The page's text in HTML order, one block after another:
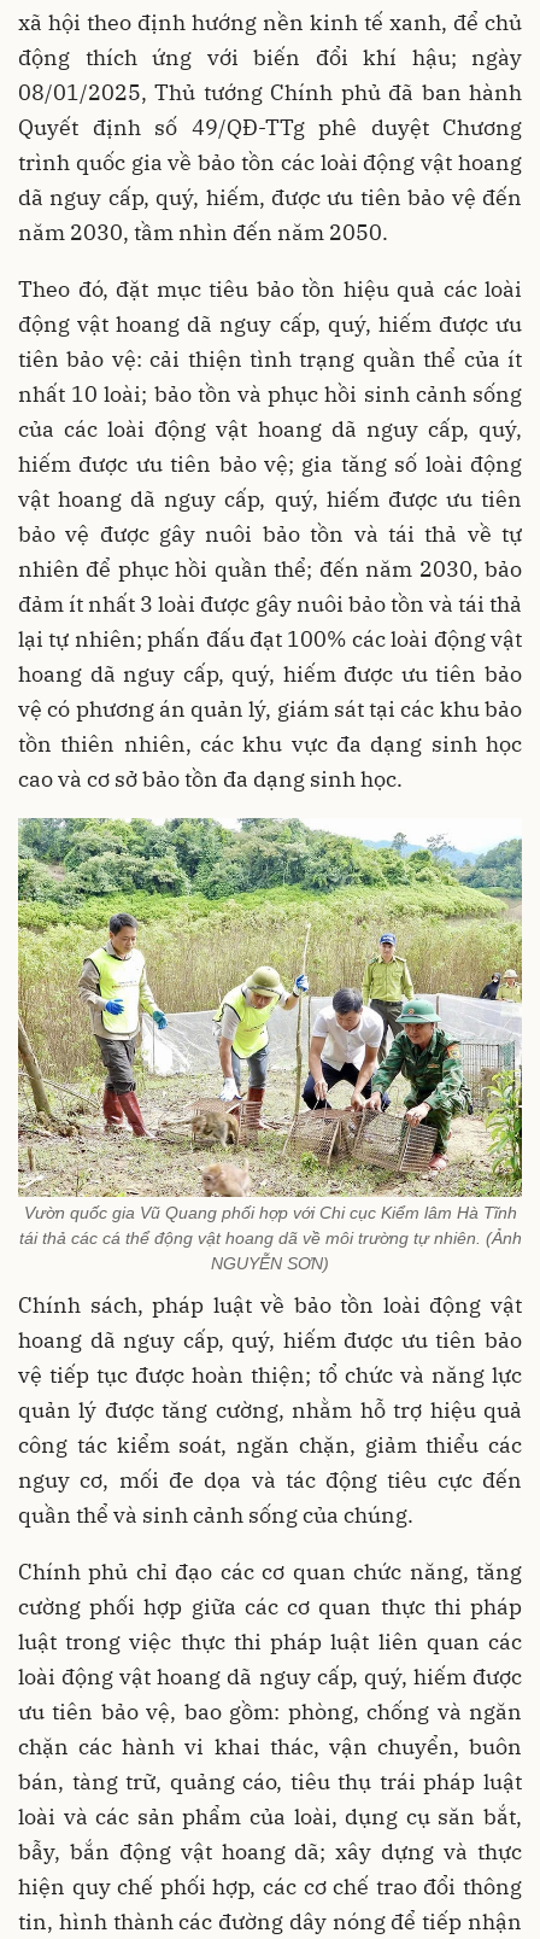
xã hội theo định hướng nền kinh tế xanh, để chủ
động thích ứng với biến đổi khí hậu; ngày
08/01/2025, Thủ tướng Chính phủ đã ban hành
Quyết định số 49/QĐ-TTg phê duyệt Chương
trình quốc gia về bảo tồn các loài động vật hoang
dã nguy cấp, quý, hiếm, được ưu tiên bảo vệ đến
năm 2030, tầm nhìn đến năm 2050.
Theo đó, đặt mục tiêu bảo tồn hiệu quả các loài
động vật hoang dã nguy cấp, quý, hiếm được ưu
tiên bảo vệ: cải thiện tình trạng quần thể của ít
nhất 10 loài; bảo tồn và phục hồi sinh cảnh sống
của các loài động vật hoang dã nguy cấp, quý,
hiếm được ưu tiên bảo vệ; gia tăng số loài động
vật hoang dã nguy cấp, quý, hiếm được ưu tiên
bảo vệ được gây nuôi bảo tồn và tái thả về tự
nhiên để phục hồi quần thể; đến năm 2030, bảo
đảm ít nhất 3 loài được gây nuôi bảo tồn và tái thả
lại tự nhiên; phấn đấu đạt 100% các loài động vật
hoang dã nguy cấp, quý, hiếm được ưu tiên bảo
vệ có phương án quản lý, giám sát tại các khu bảo
tồn thiên nhiên, các khu vực đa dạng sinh học
cao và cơ sở bảo tồn đa dạng sinh học.
Vườn quốc gia Vũ Quang phối hợp với Chi cục Kiểm lâm Hà Tĩnh
tái thả các cá thể động vật hoang dã về môi trường tự nhiên. (Ảnh
NGUYỄN SƠN)
Chính sách, pháp luật về bảo tồn loài động vật
hoang dã nguy cấp, quý, hiếm được ưu tiên bảo
vệ tiếp tục được hoàn thiện; tổ chức và năng lực
quản lý được tăng cường, nhằm hỗ trợ hiệu quả
công tác kiểm soát, ngăn chặn, giảm thiểu các
nguy cơ, mối đe dọa và tác động tiêu cực đến
quần thể và sinh cảnh sống của chúng.
Chính phủ chỉ đạo các cơ quan chức năng, tăng
cường phối hợp giữa các cơ quan thực thi pháp
luật trong việc thực thi pháp luật liên quan các
loài động vật hoang dã nguy cấp, quý, hiếm được
ưu tiên bảo vệ, bao gồm: phòng, chống và ngăn
chặn các hành vi khai thác, vận chuyển, buôn
bán, tàng trữ, quảng cáo, tiêu thụ trái pháp luật
loài và các sản phẩm của loài, dụng cụ săn bắt,
bẫy, bắn động vật hoang dã; xây dựng và thực
hiện quy chế phối hợp, các cơ chế trao đổi thông
tin, hình thành các đường dây nóng để tiếp nhận